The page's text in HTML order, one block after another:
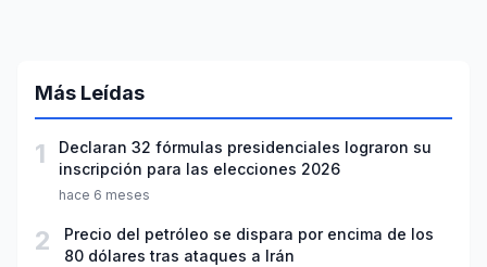
Más Leídas
1
Declaran 32 fórmulas presidenciales lograron su
inscripción para las elecciones 2026
hace 6 meses
2
Precio del petróleo se dispara por encima de los
80 dólares tras ataques a Irán